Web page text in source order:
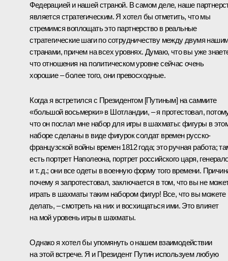
Федерацией и нашей страной. В самом деле, наше
является стратегическим. Я хотел бы отметить, что мы
стремимся воплощать это партнерство в реальные
стратегические шаги по сотрудничеству между двумя
странами, причем на всех уровнях. Думаю, что вы уже
что отношения на политическом уровне сейчас очень
хорошие – более того, они превосходные.
Когда я встретился с Президентом [Путиным] на саммите
«большой восьмерки» в Шотландии, – я протестовал,
что он послал мне набор для игры в шахматы: фигуры в
наборе сделаны в виде фигурок солдат времен русско-
французской войны времен 1812 года; это ручная работа;
есть портрет Наполеона, портрет российского царя,
и т. д.; они все одеты в военную форму того времени.
почему я запротестовал, заключается в том, что вы не
играть в шахматы таким набором фигур! Все, что вы можете
делать, – смотреть на них и восхищаться ими. Это влияет
на мой уровень игры в шахматы.
Однако я хотел бы упомянуть о нашем взаимодействии
на этой встрече. Я и Президент Путин используем любую